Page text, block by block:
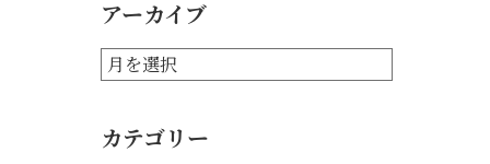
アーカイブ
カテゴリー